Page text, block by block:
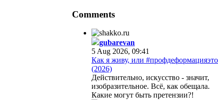
Comments
gubarevan
5 Aug 2026, 09:41
Как я живу, или #профдеформацияэто
(2026)
Действительно, искусство - значит,
изобразительное. Всё, как обещала.
Какие могут быть претензии?!